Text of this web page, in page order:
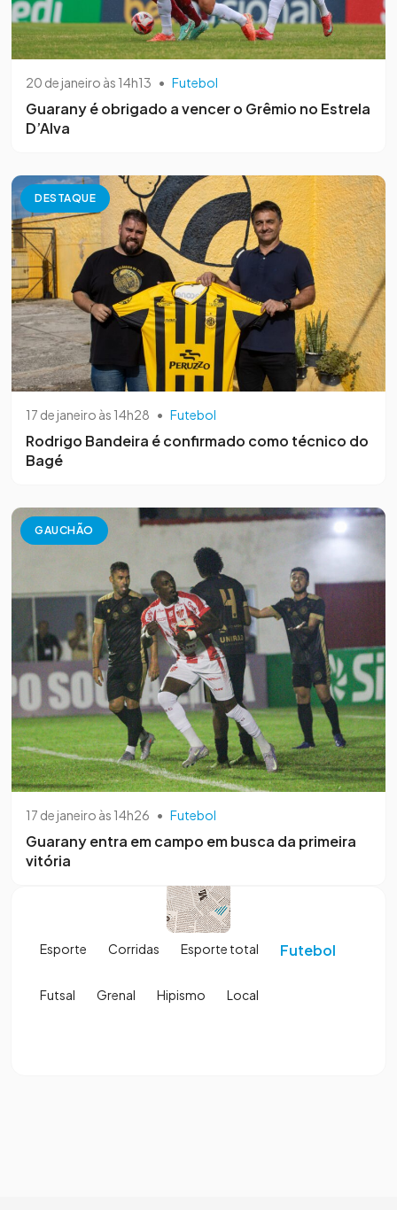
20 de janeiro às 14h13 • Futebol
Guarany é obrigado a vencer o Grêmio no Estrela
D’Alva
DESTAQUE
17 de janeiro às 14h28 • Futebol
Rodrigo Bandeira é confirmado como técnico do
Bagé
GAUCHÃO
17 de janeiro às 14h26 • Futebol
Guarany entra em campo em busca da primeira
vitória
Esporte Corridas Esporte total Futebol
Futsal Grenal Hipismo Local